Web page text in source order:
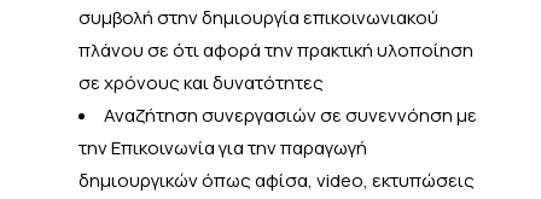
συμβολή στην δημιουργία επικοινωνιακού
πλάνου σε ότι αφορά την πρακτική υλοποίηση
σε χρόνους και δυνατότητες
Αναζήτηση συνεργασιών σε συνεννόηση με
την Επικοινωνία για την παραγωγή
δημιουργικών όπως αφίσα, video, εκτυπώσεις